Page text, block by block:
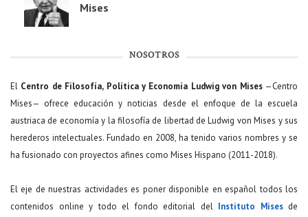
Mises
NOSOTROS
El Centro de Filosofía, Política y Economía Ludwig von Mises—Centro
Mises— ofrece educación y noticias desde el enfoque de la escuela
austriaca de economía y la filosofía de libertad de Ludwig von Mises y sus
herederos intelectuales. Fundado en 2008, ha tenido varios nombres y se
ha fusionado con proyectos afines como Mises Hispano (2011-2018).
El eje de nuestras actividades es poner disponible en español todos los
contenidos online y todo el fondo editorial del Instituto Misesde